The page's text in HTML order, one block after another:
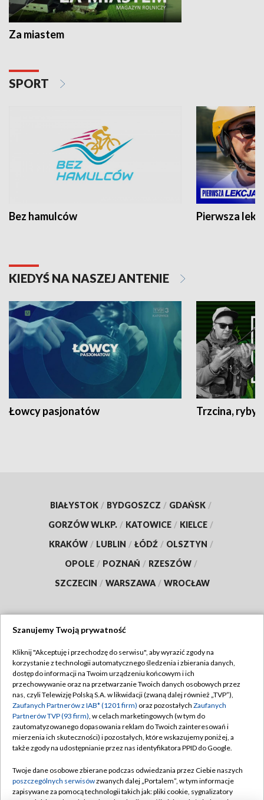
Za miastem
SPORT
Bez hamulców Pierwsza
KIEDYŚ NA NASZEJ ANTENIE
Łowcy pasjonatów Trzcina, ryby
BIAŁYSTOK / BYDGOSZCZ / GDAŃSK /
GORZÓW WLKP. / KATOWICE / KIELCE /
KRAKÓW / LUBLIN / ŁÓDŹ / OLSZTYN /
OPOLE / POZNAŃ / RZESZÓW /
SZCZECIN / WARSZAWA / WROCŁAW
TVP
Abonament TVP
Emisja w TVP
Centrum informacji TVP
Naziemna Telewizja Cyfrowa
Rada Programowa
Regulamin TVP
Polityka prywatności
Moje zgody
Pomoc
Kontakt
Szanujemy Twoją prywatność
Kliknij "Akceptuję i przechodzę do serwisu", aby wyrazić zgody na
korzystanie z technologii automatycznego śledzenia i zbierania danych,
dostęp do informacji na Twoim urządzeniu końcowym i ich
przechowywanie oraz na przetwarzanie Twoich danych osobowych przez
nas, czyli Telewizję Polską S.A. w likwidacji (zwaną dalej również „TVP”),
Zaufanych Partnerów z IAB* (1201 firm) oraz pozostałych Zaufanych
Partnerów TVP (93 firm), w celach marketingowych (w tym do
zautomatyzowanego dopasowania reklam do Twoich zainteresowań i
mierzenia ich skuteczności) i pozostałych, które wskazujemy poniżej, a
także zgody na udostępnianie przez nas identyfikatora PPID do Google.
Twoje dane osobowe zbierane podczas odwiedzania przez Ciebie naszych
poszczególnych serwisówzwanych dalej „Portalem”, w tym informacje
zapisywane za pomocą technologii takich jak: pliki cookie, sygnalizatory